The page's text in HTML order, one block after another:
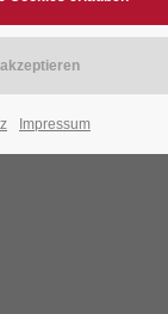
Impressum